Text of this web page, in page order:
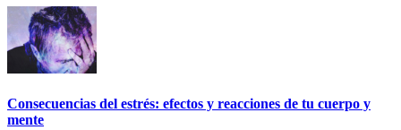
Consecuencias del estrés: efectos y reacciones de tu cuerpo y
mente